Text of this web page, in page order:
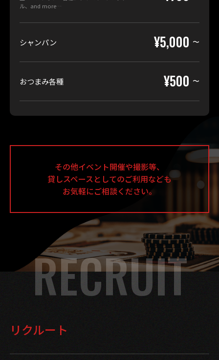
ル、and more…
シャンパン ¥5,000
おつまみ各種 ¥500
その他イベント開催や撮影等、
貸しスペースとしてのご利用なども
お気軽にご相談ください。
RECRUIT
リクルート